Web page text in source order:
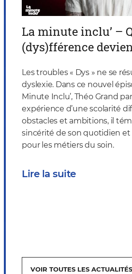
La minute inclu’ –
(dys)fférence
Les troubles « Dys » ne se
dyslexie. Dans ce nouvel
Minute Inclu’, Théo Grand
expérience d’une scolarité
obstacles et ambitions, il
sincérité de son quotidien
pour les métiers du soin.
Lire la suite
VOIR TOUTES LES ACTUALITÉS